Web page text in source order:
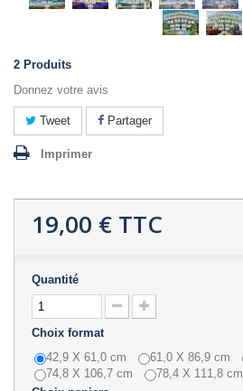
2 Produits
Donnez votre avis
Tweet Partager
Imprimer
19,00 € TTC
Quantité
Choix format
42,9 X 61,0 cm
61,0 X 86,9 cm
74,8 X 106,7 cm
78,4 X 111,8 cm